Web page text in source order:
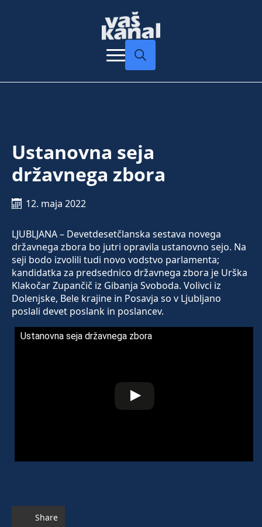
Ustanovna seja
državnega zbora
12. maja 2022
LJUBLJANA – Devetdesetčlanska sestava novega
državnega zbora bo jutri opravila ustanovno sejo. Na
seji bodo izvolili tudi novo vodstvo parlamenta;
kandidatka za predsednico državnega zbora je Urška
Klakočar Zupančič iz Gibanja Svoboda. Volivci iz
Dolenjske, Bele krajine in Posavja so v Ljubljano
poslali devet poslank in poslancev.
Ustanovna seja državnega zbora
Share